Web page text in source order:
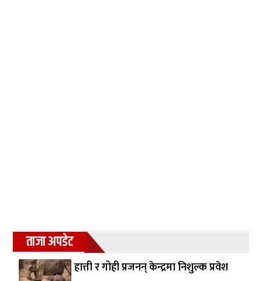
ताजा अपडेट
हात्ती र गोही प्रजनन् केन्द्रमा निशुल्क प्रवेश